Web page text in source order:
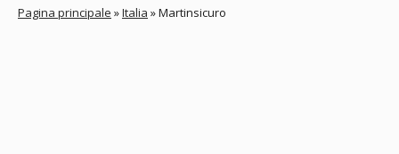
Pagina principale »Italia »Martinsicuro